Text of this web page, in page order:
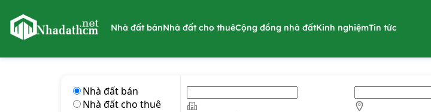
nhadathcm.net
Nhà đất bánNhà đất cho thuêCộng đồng nhà đấtKinh nghiệmTin tức
Nhà đất bán
Nhà đất cho thuê